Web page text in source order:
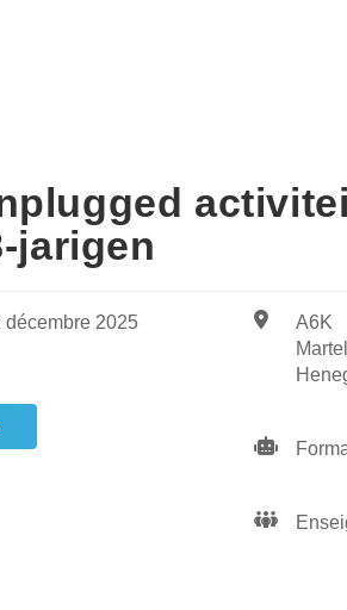
jarigen
décembre 2025
A6K